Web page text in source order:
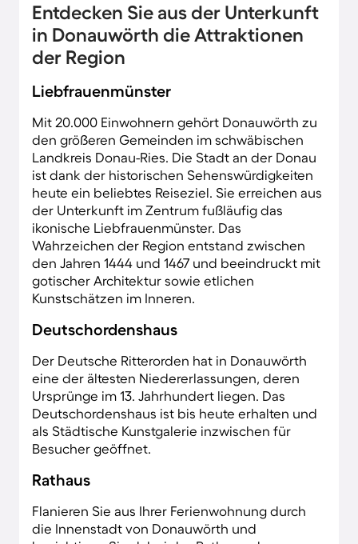
Entdecken Sie aus der Unterkunft
in Donauwörth die Attraktionen
der Region
Liebfrauenmünster
Mit 20.000 Einwohnern gehört Donauwörth zu
den größeren Gemeinden im schwäbischen
Landkreis Donau-Ries. Die Stadt an der Donau
ist dank der historischen Sehenswürdigkeiten
heute ein beliebtes Reiseziel. Sie erreichen aus
der Unterkunft im Zentrum fußläufig das
ikonische Liebfrauenmünster. Das
Wahrzeichen der Region entstand zwischen
den Jahren 1444 und 1467 und beeindruckt mit
gotischer Architektur sowie etlichen
Kunstschätzen im Inneren.
Deutschordenshaus
Der Deutsche Ritterorden hat in Donauwörth
eine der ältesten Niedererlassungen, deren
Ursprünge im 13. Jahrhundert liegen. Das
Deutschordenshaus ist bis heute erhalten und
als Städtische Kunstgalerie inzwischen für
Besucher geöffnet.
Rathaus
Flanieren Sie aus Ihrer Ferienwohnung durch
die Innenstadt von Donauwörth und